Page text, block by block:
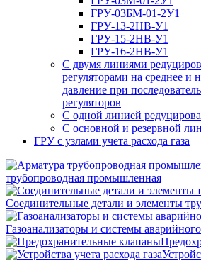
ГРУ-03БМ-01-2У1
ГРУ-13-2НВ-У1
ГРУ-15-2НВ-У1
ГРУ-16-2НВ-У1
С двумя линиями
регуляторами на среднее и
давление при
регуляторов
С одной линией
С основной и резервной
ГРУ с узлами учета расхода газа
трубопроводная промышленная
Соединительные детали и элементы
Газоанализаторы и системы